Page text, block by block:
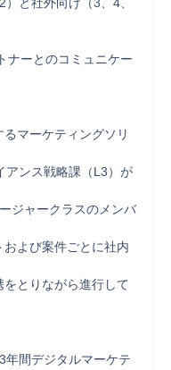
ナーとのコミュニケー
マーケティングソリ
アンス戦略課（L3）が
ジャークラスのメンバ
よび案件ごとに社内
とりながら進行して
年間デジタルマーケテ